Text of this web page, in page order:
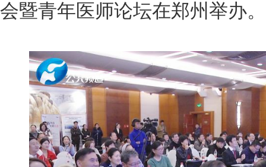
会暨青年医师论坛在郑州举办。